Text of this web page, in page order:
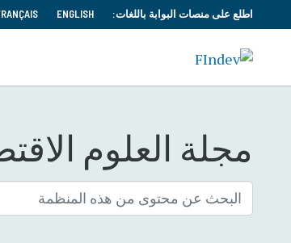
اطلع على منصات البوابة باللغات: ENGLISH
مجلة العلوم